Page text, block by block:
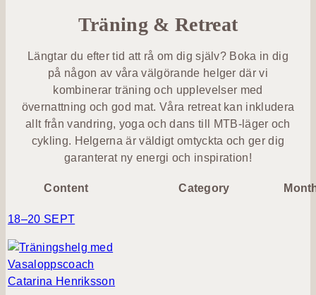
Lotus
member
Mat &
Träning &
Retreat
Familj
Medlemskap
Spa med
barn
À la carte
Bistromeny
After work
Vin & dryck
Fest &
event
Kongress- &
eventhall
Bröllop
På hotellet
Berget
Billingen
Upptäck
Skaraborg
Evenemangskalender
Träning & Retreat
Längtar du efter tid att rå om dig själv? Boka in dig
på någon av våra välgörande helger där vi
kombinerar träning och upplevelser med
övernattning och god mat. Våra retreat kan inkludera
allt från vandring, yoga och dans till MTB-läger och
cykling. Helgerna är väldigt omtyckta och ger dig
garanterat ny energi och inspiration!
Content Category
18–20 SEPT